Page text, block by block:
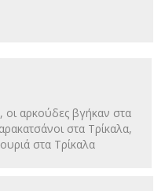
οι αρκούδες βγήκαν στα
στα Τρίκαλα,
στα Τρίκαλα